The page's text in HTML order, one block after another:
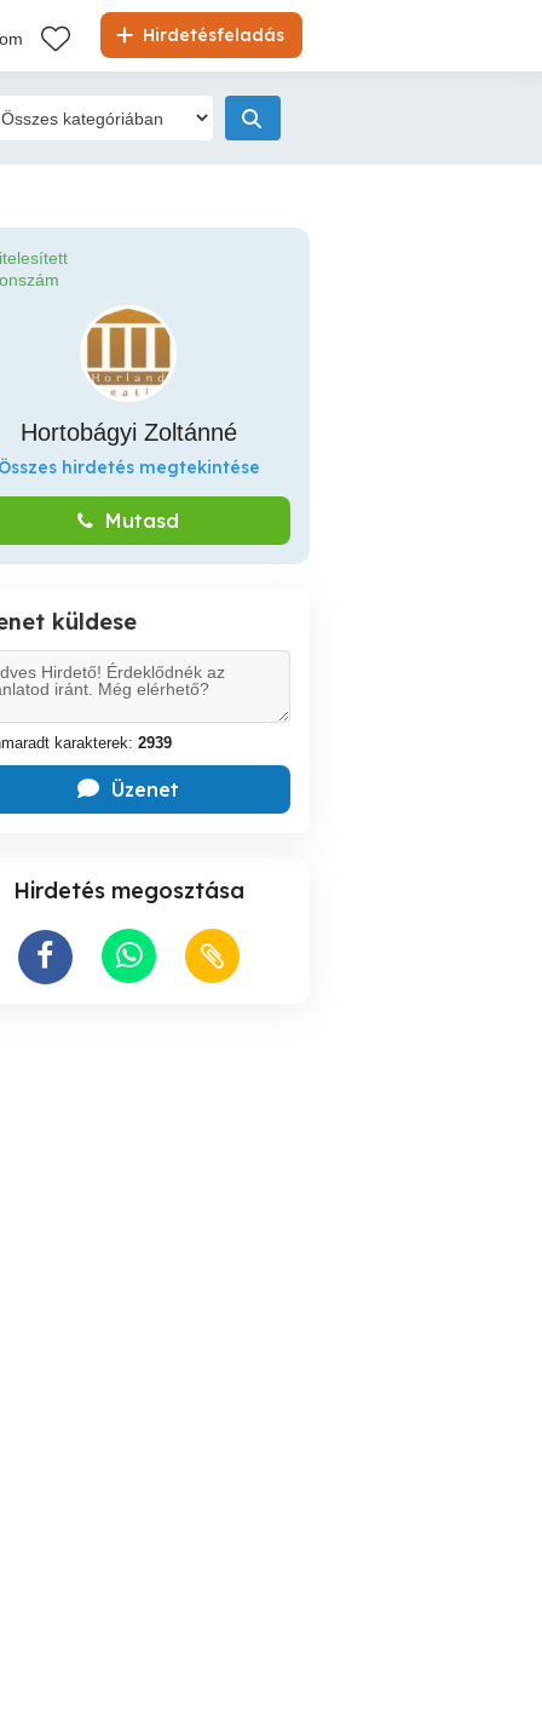
Hirdetésfeladás
Hortobágyi Zoltánné
Összes hirdetés megtekintése
Mutasd
küldese
karakterek: 2939
Üzenet
Hirdetés megosztása